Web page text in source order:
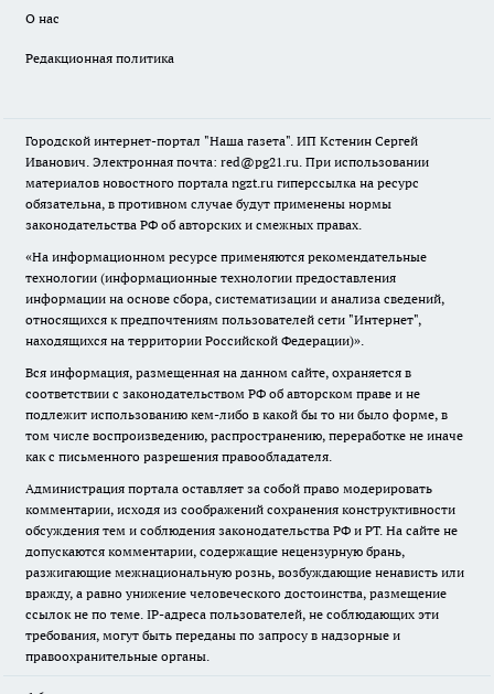
О нас
Редакционная политика
Городской интернет-портал "Наша газета". ИП Кстенин Сергей
Иванович. Электронная почта: red@pg21.ru. При использовании
материалов новостного портала ngzt.ru гиперссылка на ресурс
обязательна, в противном случае будут применены нормы
законодательства РФ об авторских и смежных правах.
«На информационном ресурсе применяются рекомендательные
технологии (информационные технологии предоставления
информации на основе сбора, систематизации и анализа сведений,
относящихся к предпочтениям пользователей сети "Интернет",
находящихся на территории Российской Федерации)».
Вся информация, размещенная на данном сайте, охраняется в
соответствии с законодательством РФ об авторском праве и не
подлежит использованию кем-либо в какой бы то ни было форме, в
том числе воспроизведению, распространению, переработке не иначе
как с письменного разрешения правообладателя.
Администрация портала оставляет за собой право модерировать
комментарии, исходя из соображений сохранения конструктивности
обсуждения тем и соблюдения законодательства РФ и РТ. На сайте не
допускаются комментарии, содержащие нецензурную брань,
разжигающие межнациональную рознь, возбуждающие ненависть или
вражду, а равно унижение человеческого достоинства, размещение
ссылок не по теме. IP-адреса пользователей, не соблюдающих эти
требования, могут быть переданы по запросу в надзорные и
правоохранительные органы.